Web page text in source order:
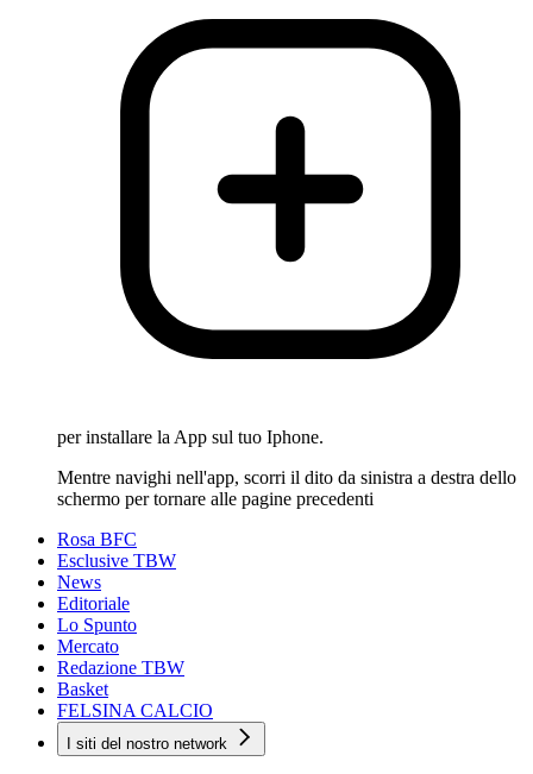
per installare la App sul tuo Iphone.
Mentre navighi nell'app, scorri il dito da sinistra a destra dello
schermo per tornare alle pagine precedenti
Rosa BFC
Esclusive TBW
News
Editoriale
Lo Spunto
Mercato
Redazione TBW
Basket
FELSINA CALCIO
I siti del nostro network